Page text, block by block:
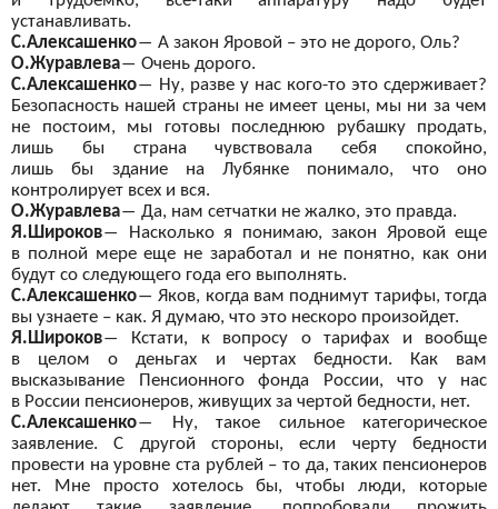
устанавливать.
С.Алексашенко― А закон Яровой – это не дорого, Оль?
О.Журавлева― Очень дорого.
С.Алексашенко― Ну, разве у нас кого-то это сдерживает?
Безопасность нашей страны не имеет цены, мы ни за чем
не
постоим, мы
готовы последнюю рубашку продать,
лишь
бы
страна чувствовала себя спокойно,
лишь
бы здание на
Лубянке понимало, что оно
контролирует всех и вся.
О.Журавлева― Да, нам сетчатки не жалко, это правда.
Я.Широков― Насколько я
понимаю, закон Яровой еще
в полной мере еще не заработал и не понятно, как они
будут со следующего года его выполнять.
С.Алексашенко― Яков, когда вам поднимут тарифы, тогда
вы узнаете – как. Я думаю, что это нескоро произойдет.
Я.Широков― Кстати, к вопросу о тарифах и
вообще
в
целом о деньгах и
чертах бедности. Как вам
высказывание Пенсионного фонда России, что у
нас
в России пенсионеров, живущих за чертой бедности, нет.
С.Алексашенко―
Ну, такое сильное категорическое
заявление. С
другой стороны, если черту бедности
провести на уровне ста рублей – то да, таких пенсионеров
нет. Мне просто хотелось бы, чтобы люди, которые